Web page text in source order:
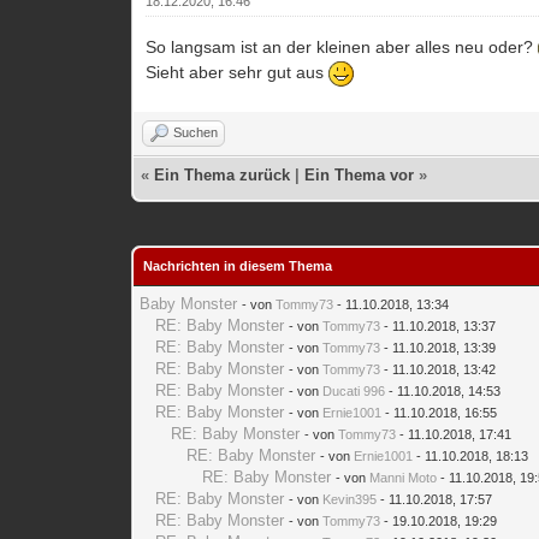
So langsam ist an der kleinen aber alles neu oder?
Sieht aber sehr gut aus
Suchen
« Ein Thema zurück Ein Thema vor »
Nachrichten in diesem Thema
Baby Monster - vonTommy73 - 11.10.2018, 13:34
RE: Baby Monster - vonTommy73 - 11.10.2018, 13:37
RE: Baby Monster - vonTommy73 - 11.10.2018, 13:39
RE: Baby Monster - vonTommy73 - 11.10.2018, 13:42
RE: Baby Monster - von Ducati 996 - 11.10.2018, 14:53
RE: Baby Monster - von Ernie1001 - 11.10.2018, 16:55
RE: Baby Monster - vonTommy73 - 11.10.2018, 17:41
RE: Baby Monster - von Ernie1001 - 11.10.2018, 18:13
RE: Baby Monster - von Manni Moto - 11.10.2018,
RE: Baby Monster - von Kevin395 - 11.10.2018, 17:57
RE: Baby Monster - vonTommy73 - 19.10.2018, 19:29